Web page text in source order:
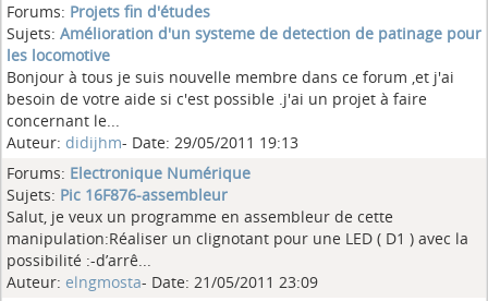
Forums: Projets fin d'études
Sujets: Amélioration d'un systeme de detection de patinage pour
les locomotive
Bonjour à tous je suis nouvelle membre dans ce forum ,et j'ai
besoin de votre aide si c'est possible .j'ai un projet à faire
concernant le...
Auteur: didijhm- Date: 29/05/2011 19:13
Forums: Electronique Numérique
Sujets: Pic 16F876-assembleur
Salut, je veux un programme en assembleur de cette
manipulation:Réaliser un clignotant pour une LED ( D1 ) avec la
possibilité :-d’arrê...
Auteur: elngmosta- Date: 21/05/2011 23:09